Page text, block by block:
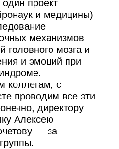
проект
и медицины)
механизмов
головного мозга и
и эмоций при
коллегам, с
проводим все эти
директору
Алексею
— за